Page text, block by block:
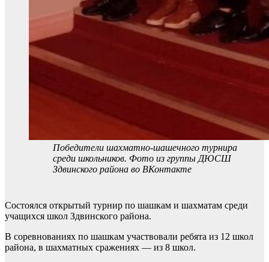
Победители шахматно-шашечного турнира
среди школьников. Фото из группы ДЮСШ
Здвинского района во ВКонтакте
Состоялся открытый турнир по шашкам и шахматам среди
учащихся школ Здвинского района.
В соревнованиях по шашкам участвовали ребята из 12 школ
района, в шахматных сражениях — из 8 школ.